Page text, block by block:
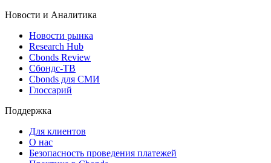
Новости и Аналитика
Новости рынка
Research Hub
Cbonds Review
Сбондс-ТВ
Cbonds для СМИ
Глоссарий
Поддержка
Для клиентов
О нас
Безопасность проведения платежей